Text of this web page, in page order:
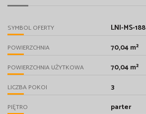
SYMBOL OFERTY LNI-MS-188
POWIERZCHNIA 70,04 m²
POWIERZCHNIA UŻYTKOWA 70,04 m²
LICZBA POKOI 3
PIĘTRO parter